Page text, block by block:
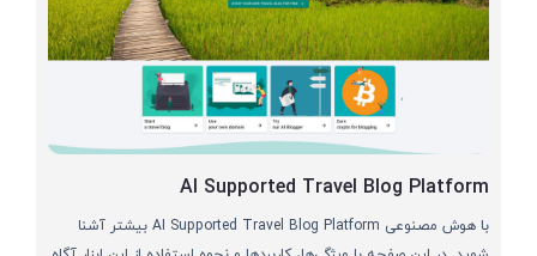
AI Supported Travel Blog Platform
با هوش مصنوعی AI Supported Travel Blog Platform بیشتر آشنا